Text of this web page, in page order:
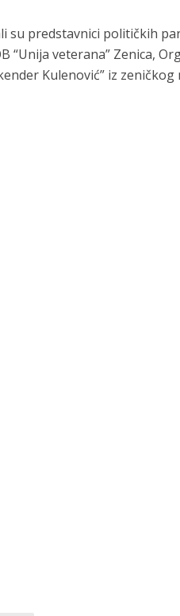
su predstavnici političkih
“Unija veterana” Zenica,
Kulenović” iz zeničkog